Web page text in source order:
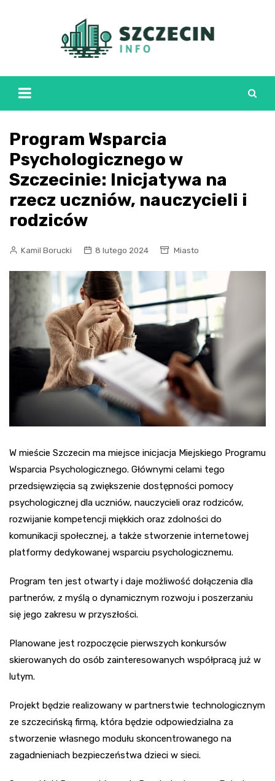
Program Wsparcia
Psychologicznego w
Szczecinie: Inicjatywa na
rzecz uczniów, nauczycieli i
rodziców
Kamil Borucki 8 lutego 2024 Miasto
W mieście Szczecin ma miejsce inicjacja Miejskiego Programu
Wsparcia Psychologicznego. Głównymi celami tego
przedsięwzięcia są zwiększenie dostępności pomocy
psychologicznej dla uczniów, nauczycieli oraz rodziców,
rozwijanie kompetencji miękkich oraz zdolności do
komunikacji społecznej, a także stworzenie internetowej
platformy dedykowanej wsparciu psychologicznemu.
Program ten jest otwarty i daje możliwość dołączenia dla
partnerów, z myślą o dynamicznym rozwoju i poszerzaniu
się jego zakresu w przyszłości.
Planowane jest rozpoczęcie pierwszych konkursów
skierowanych do osób zainteresowanych współpracą już w
lutym.
Projekt będzie realizowany w partnerstwie technologicznym
ze szczecińską firmą, która będzie odpowiedzialna za
stworzenie własnego modułu skoncentrowanego na
zagadnieniach bezpieczeństwa dzieci w sieci.